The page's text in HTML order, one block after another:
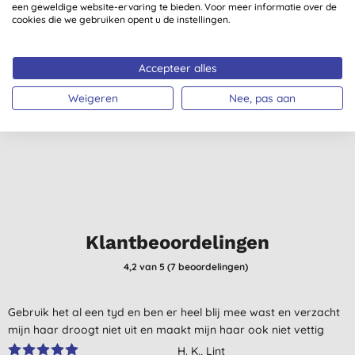
Body Bar Men
Sandelhout & Honing
€ 7,58
KOPEN
Zeep Roos en
Calendula - 250GR
(6)
€ 5,77 KOPEN
Klantbeoordelingen
4,2 van 5 (7 beoordelingen)
Gebruik het al een tyd en ben er heel blij mee wast en verzacht
mijn haar droogt niet uit en maakt mijn haar ook niet vettig
H. K., Lint
een geweldige website-ervaring te bieden. Voor meer informatie over de
cookies die we gebruiken opent u de instellingen.
Accepteer alles
Weigeren Nee, pas aan